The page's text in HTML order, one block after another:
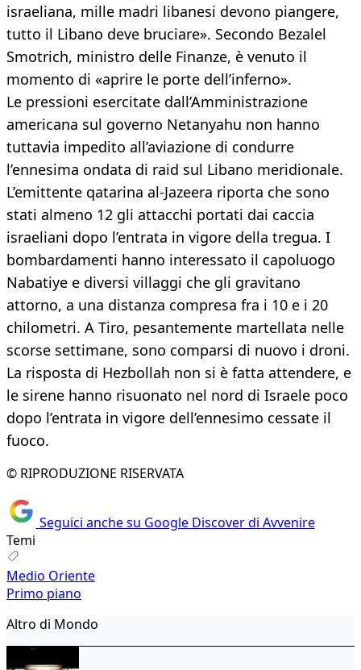
israeliana, mille madri libanesi devono piangere,
tutto il Libano deve bruciare». Secondo Bezalel
Smotrich, ministro delle Finanze, è venuto il
momento di «aprire le porte dell’inferno».
Le pressioni esercitate dall’Amministrazione
americana sul governo Netanyahu non hanno
tuttavia impedito all’aviazione di condurre
l’ennesima ondata di raid sul Libano meridionale.
L’emittente qatarina al-Jazeera riporta che sono
stati almeno 12 gli attacchi portati dai caccia
israeliani dopo l’entrata in vigore della tregua. I
bombardamenti hanno interessato il capoluogo
Nabatiye e diversi villaggi che gli gravitano
attorno, a una distanza compresa fra i 10 e i 20
chilometri. A Tiro, pesantemente martellata nelle
scorse settimane, sono comparsi di nuovo i droni.
La risposta di Hezbollah non si è fatta attendere, e
le sirene hanno risuonato nel nord di Israele poco
dopo l’entrata in vigore dell’ennesimo cessate il
fuoco.
© RIPRODUZIONE RISERVATA
Seguici anche su Google Discover di Avvenire
Temi
Medio Oriente
Primo piano
Altro di Mondo